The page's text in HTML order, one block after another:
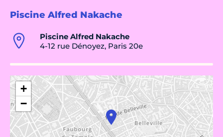
Piscine Alfred Nakache
Piscine Alfred Nakache
4-12 rue Dénoyez, Paris 20e
+
−